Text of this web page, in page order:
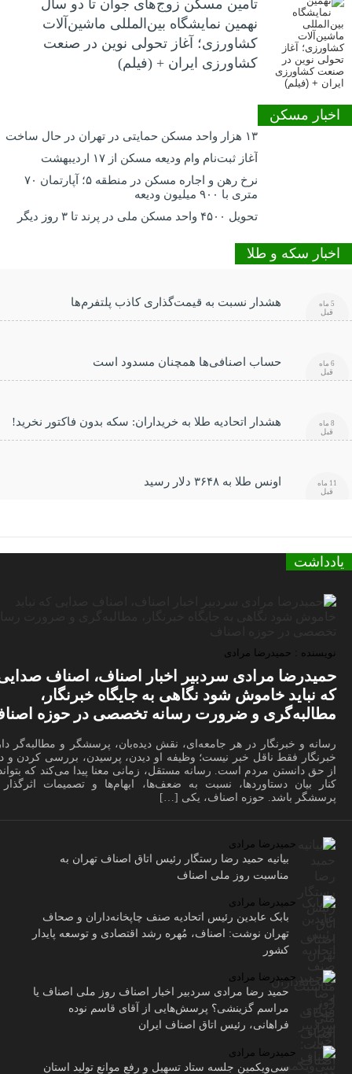
تأمین مسکن زوج‌های جوان تا دو سال
نهمین نمایشگاه بین‌المللی ماشین‌آلات
کشاورزی؛ آغاز تحولی نوین در صنعت
کشاورزی ایران + (فیلم)
اخبار مسکن
۱۳ هزار واحد مسکن حمایتی در تهران در حال ساخت
آغاز ثبت‌نام وام ودیعه مسکن از ۱۷ اردیبهشت
نرخ‌ رهن و اجاره مسکن در منطقه ۵؛ آپارتمان ۷۰
متری با ۹۰۰ میلیون ودیعه
تحویل ۴۵۰۰ واحد مسکن ملی در پرند تا ۳ روز دیگر
اخبار سکه و طلا
هشدار نسبت به قیمت‌گذاری کاذب پلتفرم‌ها 5 ماه
قبل
حساب اصنافی‌ها همچنان مسدود است 6 ماه
قبل
هشدار اتحادیه طلا به خریداران: سکه بدون فاکتور نخرید! 8 ماه
قبل
اونس طلا به ۳۶۴۸ دلار رسید 11 ماه
قبل
یادداشت
نویسنده : حمیدرضا مرادی
حمیدرضا مرادی سردبیر اخبار اصناف، اصناف
که نباید خاموش شود نگاهی به جایگاه خبرنگار،
مطالبه‌گری و ضرورت رسانه تخصصی در حوزه
رسانه و خبرنگار در هر جامعه‌ای، نقش دیده‌بان، پرسشگر و مطالبه‌گر
خبرنگار فقط ناقل خبر نیست؛ وظیفه او دیدن، پرسیدن، بررسی کردن و
از حق دانستن مردم است. رسانه مستقل، زمانی معنا پیدا می‌کند که
کنار بیان دستاوردها، نسبت به ضعف‌ها، ابهام‌ها و تصمیمات اثرگذار
پرسشگر باشد. حوزه اصناف، یکی […]
حمیدرضا مرادی
بیانیه حمید رضا رستگار رئیس اتاق اصناف تهران به
مناسبت روز ملی اصناف
حمیدرضا مرادی
بابک عابدین رئیس اتحادیه صنف چاپخانه‌داران و صحاف
تهران نوشت: اصناف، مُهره رشد اقتصادی و توسعه پایدار
کشور
حمیدرضا مرادی
حمید رضا مرادی سردبیر اخبار اصناف روز ملی اصناف یا
مراسم گزینشی؟ پرسش‌هایی از آقای قاسم نوده
فراهانی، رئیس اتاق اصناف ایران
حمیدرضا مرادی
سی‌ویکمین جلسه ستاد تسهیل و رفع موانع تولید استان